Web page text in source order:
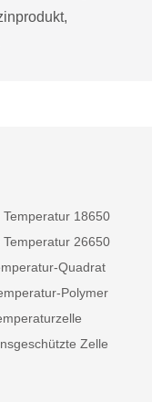
Temperatur 18650
Temperatur 26650
Quadrat
Polymer
Zelle